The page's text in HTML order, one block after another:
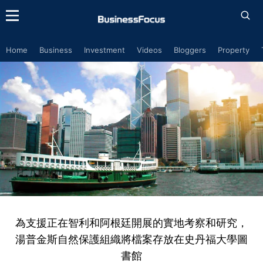
Home Business Investment Videos Bloggers Property
為支援正在智利和阿根廷開展的實地考察和研究，
湯普金斯自然保護組織將檔案存放在史丹福大學圖
書館